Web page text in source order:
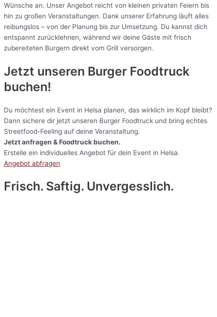
Wünsche an. Unser Angebot reicht von kleinen privaten Feiern bis
hin zu großen Veranstaltungen. Dank unserer Erfahrung läuft alles
reibungslos – von der Planung bis zur Umsetzung. Du kannst dich
entspannt zurücklehnen, während wir deine Gäste mit frisch
zubereiteten Burgern direkt vom Grill versorgen.
Jetzt unseren Burger Foodtruck
buchen!
Du möchtest ein Event in Helsa planen, das wirklich im Kopf bleibt?
Dann sichere dir jetzt unseren Burger Foodtruck und bring echtes
Streetfood-Feeling auf deine Veranstaltung.
Jetzt anfragen & Foodtruck buchen.
Erstelle ein individuelles Angebot für dein Event in Helsa.
Angebot abfragen
Frisch. Saftig. Unvergesslich.